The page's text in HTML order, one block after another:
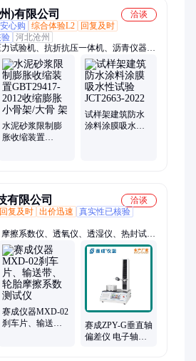
)有限公司
洽谈
安心购 综合体验L2
回复及时
河北沧州
试验机、抗折抗压一体机、沥青仪器、
验仪、路强仪、固结仪、砂浆抗渗仪、
、防水卷材检测仪、门窗性能检测、保
、搅拌机、标准养护室、养护箱、恒温
验夹具、胀破强度试验
水泥砂浆限制膨
胀收缩装置
试样架建筑防水
涂料涂膜吸水性
有限公司
洽谈
回复及时 出价迅速
真实性已核验
擦系数仪、透氧仪、透湿仪、热封试验
力仪、气体透过率测试仪、瓶盖扭力测
试仪、安瓿瓶折断力测试仪、拉力试验
冲击试验机
赛成仪器MXD-02
刹车片、输送
赛成ZPY-G垂直轴
偏差仪 电子轴偏